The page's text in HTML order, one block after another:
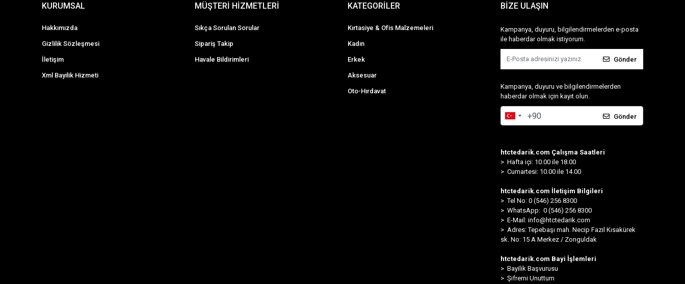
KURUMSAL
Hakkımızda
Gizlilik Sözleşmesi
İletişim
Xml Bayilik Hizmeti
MÜŞTERİ HİZMETLERİ
Sıkça Sorulan Sorular
Sipariş Takip
Havale Bildirimleri
KATEGORİLER
Kırtasiye & Ofis Malzemeleri
Kadın
Erkek
Aksesuar
Oto-Hırdavat
BİZE ULAŞIN
Kampanya, duyuru, bilgilendirmelerden e-posta
ile haberdar olmak istiyorum.
Gönder
Kampanya, duyuru ve bilgilendirmelerden
haberdar olmak için kayıt olun.
Gönder
htctedarik.com Çalışma Saatleri
> Hafta içi: 10.00 ile 18.00
> Cumartesi: 10.00 ile 14.00
htctedarik.com İletişim Bilgileri
> Tel No: 0 (546) 256 8300
> WhatsApp: 0 (546) 256 8300
> E-Mail: info@htctedarik.com
> Adres: Tepebaşı mah. Necip Fazıl Kısakürek
sk. No: 15 A Merkez / Zonguldak
htctedarik.com Bayi İşlemleri
> Bayilik Başvurusu
> Şifremi Unuttum